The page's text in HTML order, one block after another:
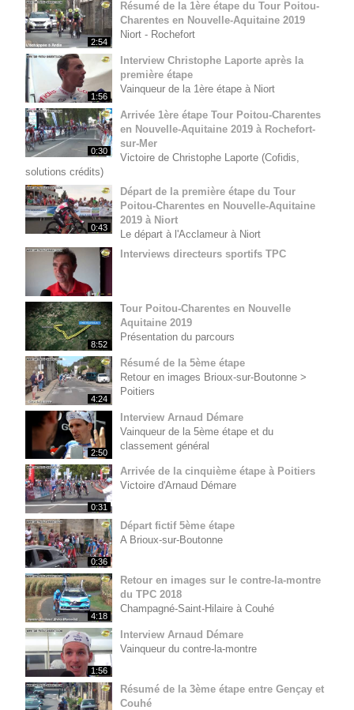
2:54
Résumé de la 1ère étape du Tour Poitou-
Charentes en Nouvelle-Aquitaine 2019
Niort - Rochefort
1:56
Interview Christophe Laporte après la
première étape
Vainqueur de la 1ère étape à Niort
0:30
Arrivée 1ère étape Tour Poitou-Charentes
en Nouvelle-Aquitaine 2019 à Rochefort-
sur-Mer
Victoire de Christophe Laporte (Cofidis,
solutions crédits)
0:43
Départ de la première étape du Tour
Poitou-Charentes en Nouvelle-Aquitaine
2019 à Niort
Le départ à l'Acclameur à Niort
Interviews directeurs sportifs TPC
8:52
Tour Poitou-Charentes en Nouvelle
Aquitaine 2019
Présentation du parcours
4:24
Résumé de la 5ème étape
Retour en images Brioux-sur-Boutonne >
Poitiers
2:50
Interview Arnaud Démare
Vainqueur de la 5ème étape et du
classement général
0:31
Arrivée de la cinquième étape à Poitiers
Victoire d'Arnaud Démare
0:36
Départ fictif 5ème étape
A Brioux-sur-Boutonne
4:18
Retour en images sur le contre-la-montre
du TPC 2018
Champagné-Saint-Hilaire à Couhé
1:56
Interview Arnaud Démare
Vainqueur du contre-la-montre
Résumé de la 3ème étape entre Gençay et
Couhé